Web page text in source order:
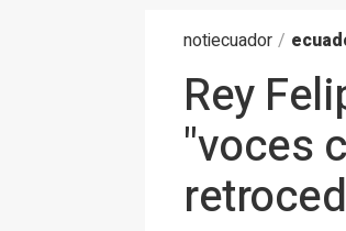
notiecuador /
Rey
"voces